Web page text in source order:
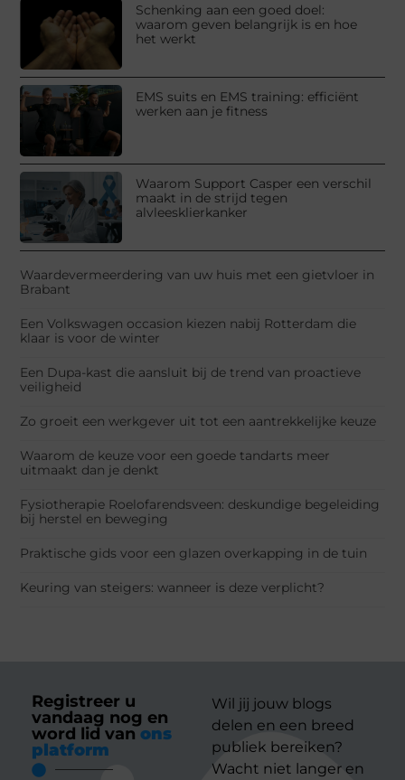
Schenking aan een goed doel:
waarom geven belangrijk is en hoe
het werkt
EMS suits en EMS training: efficiënt
werken aan je fitness
Waarom Support Casper een verschil
maakt in de strijd tegen
alvleesklierkanker
Waardevermeerdering van uw huis met een gietvloer in
Brabant
Een Volkswagen occasion kiezen nabij Rotterdam die
klaar is voor de winter
Een Dupa-kast die aansluit bij de trend van proactieve
veiligheid
Zo groeit een werkgever uit tot een aantrekkelijke keuze
Waarom de keuze voor een goede tandarts meer
uitmaakt dan je denkt
Fysiotherapie Roelofarendsveen: deskundige begeleiding
bij herstel en beweging
Praktische gids voor een glazen overkapping in de tuin
Keuring van steigers: wanneer is deze verplicht?
Registreer u
vandaag nog en
word lid van ons
platform
Wil jij jouw blogs
delen en een breed
publiek bereiken?
Wacht niet langer en